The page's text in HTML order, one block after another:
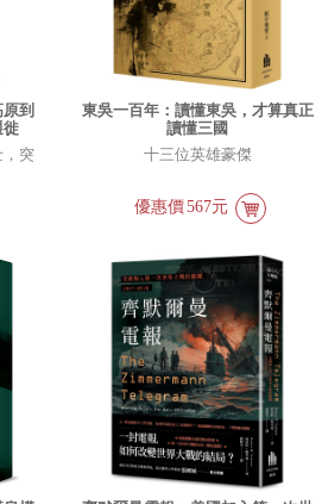
到
徙
，突
東吳一百年：讀懂東吳，才算真正
讀懂三國
十三位英雄豪傑
優惠價567元